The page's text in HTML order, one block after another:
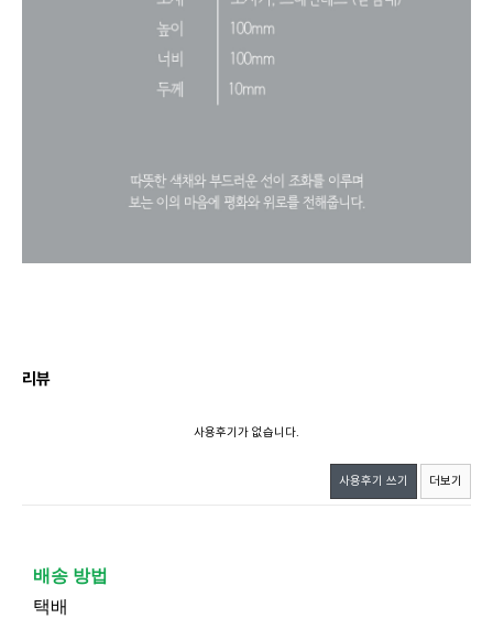
리뷰
사용후기가 없습니다.
사용후기 쓰기 더보기
배송 방법
택배